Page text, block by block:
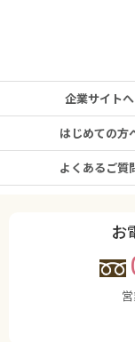
企業サイトへ
はじめての方
よくあるご質
お